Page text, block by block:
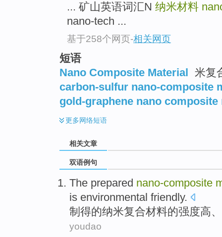
... 矿山英语词汇N 纳米材料
nano-tech ...
基于258个网页-相关网页
短语
Nano Composite Material 米复
carbon-sulfur nano-composite
gold-graphene nano composite
更多网络短语
相关文章
双语例句
The prepared nano-composite
is environmental friendly.
制 得的纳米复合材料的强度高
youdao